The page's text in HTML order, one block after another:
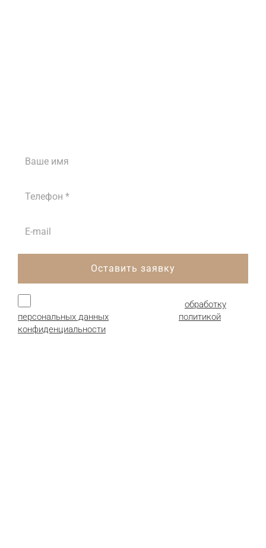
Оставить заявку
обработку
персональных данных
политикой
конфиденциальности